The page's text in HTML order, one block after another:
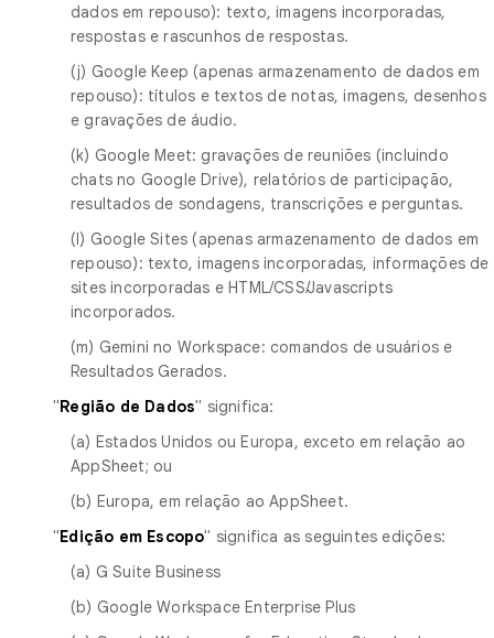
dados em repouso): texto, imagens incorporadas,
respostas e rascunhos de respostas.
(j) Google Keep (apenas armazenamento de dados em
repouso): títulos e textos de notas, imagens, desenhos
e gravações de áudio.
(k) Google Meet: gravações de reuniões (incluindo
chats no Google Drive), relatórios de participação,
resultados de sondagens, transcrições e perguntas.
(l) Google Sites (apenas armazenamento de dados em
repouso): texto, imagens incorporadas, informações de
sites incorporadas e HTML/CSS/Javascripts
incorporados.
(m) Gemini no Workspace: comandos de usuários e
Resultados Gerados.
"Região de Dados" significa:
(a) Estados Unidos ou Europa, exceto em relação ao
AppSheet; ou
(b) Europa, em relação ao AppSheet.
"Edição em Escopo" significa as seguintes edições:
(a) G Suite Business
(b) Google Workspace Enterprise Plus